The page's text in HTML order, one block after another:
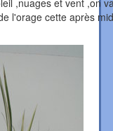
,nuages et vent ,on
l'orage cette après